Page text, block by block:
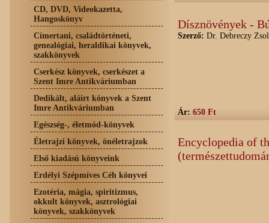
CD, DVD, Videokazetta,
Hangoskönyv
Címertani, családtörténeti,
genealógiai, heraldikai könyvek,
szakkönyvek
Cserkész könyvek, cserkészet a
Szent Imre Antikváriumban
Dedikált, aláírt könyvek a Szent
Imre Antikváriumban
Egészség-, életmód-könyvek
Életrajzi könyvek, önéletrajzok
Első kiadású könyveink
Erdélyi Szépmíves Céh könyvei
Ezotéria, mágia, spiritizmus,
okkult könyvek, asztrológiai
könyvek, szakkönyvek
Dísznövények -
Szerző: Dr. Debreczy
Ár: 650 Ft
Encyclopedia of